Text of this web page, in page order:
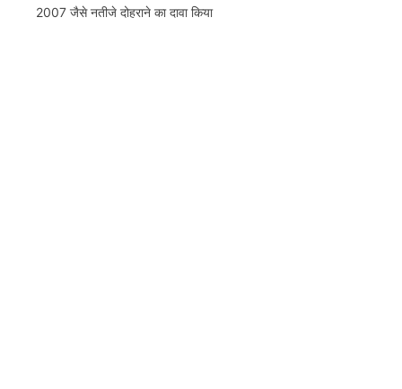
2007 जैसे नतीजे दोहराने का दावा किया